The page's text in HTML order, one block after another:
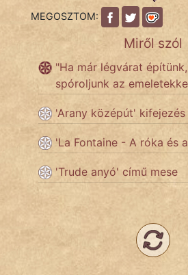
PSZICHO
FILM
ÉLETMÓD
MAGYARSÁG
TÖRTÉNELEM
MEGOSZTOM:
Miről szól
"Ha már légvárat
spóroljunk az
'Arany középút' kifejezés
'La Fontaine - A róka és
'Trude anyó' című mese